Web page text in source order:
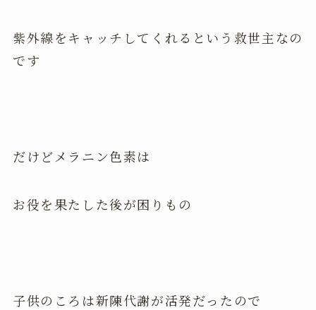
紫外線をキャッチしてくれるという救世主なの
です
だけどメラニン色素は
お役を果たした後が困りもの
子供のころは新陳代謝が活発だったので